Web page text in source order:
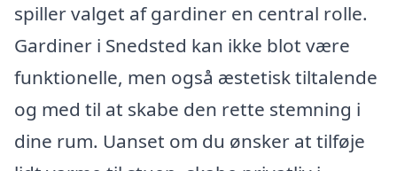
spiller valget af gardiner en central rolle.
Gardiner i Snedsted kan ikke blot være
funktionelle, men også æstetisk tiltalende
og med til at skabe den rette stemning i
dine rum. Uanset om du ønsker at tilføje